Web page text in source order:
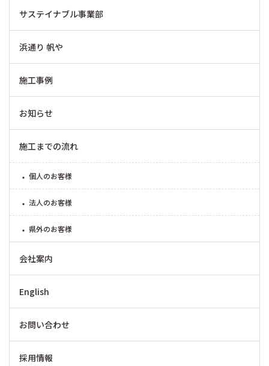
サステイナブル事業部
浜通り 帆や
施工事例
お知らせ
施工までの流れ
個人のお客様
法人のお客様
県外のお客様
会社案内
English
お問い合わせ
採用情報